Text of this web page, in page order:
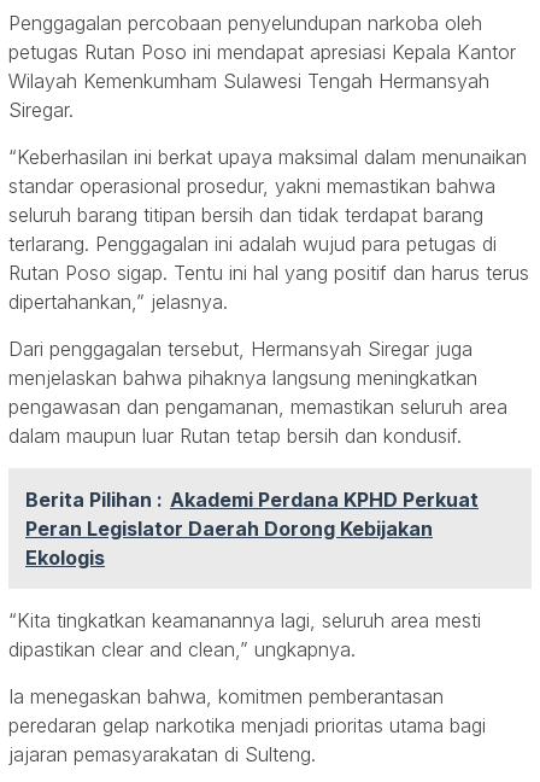
Penggagalan percobaan penyelundupan narkoba oleh
petugas Rutan Poso ini mendapat apresiasi Kepala Kantor
Wilayah Kemenkumham Sulawesi Tengah Hermansyah
Siregar.
“Keberhasilan ini berkat upaya maksimal dalam menunaikan
standar operasional prosedur, yakni memastikan bahwa
seluruh barang titipan bersih dan tidak terdapat barang
terlarang. Penggagalan ini adalah wujud para petugas di
Rutan Poso sigap. Tentu ini hal yang positif dan harus terus
dipertahankan,” jelasnya.
Dari penggagalan tersebut, Hermansyah Siregar juga
menjelaskan bahwa pihaknya langsung meningkatkan
pengawasan dan pengamanan, memastikan seluruh area
dalam maupun luar Rutan tetap bersih dan kondusif.
Berita Pilihan : Akademi Perdana KPHD Perkuat
Peran Legislator Daerah Dorong Kebijakan
Ekologis
“Kita tingkatkan keamanannya lagi, seluruh area mesti
dipastikan clear and clean,” ungkapnya.
Ia menegaskan bahwa, komitmen pemberantasan
peredaran gelap narkotika menjadi prioritas utama bagi
jajaran pemasyarakatan di Sulteng.